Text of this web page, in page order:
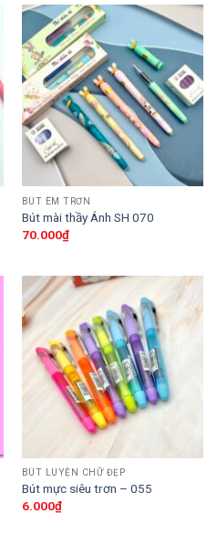
BÚT ÊM TRƠN
Bút mài thầy Ánh SH 070
70.000₫
BÚT LUYỆN CHỮ ĐẸP
Bút mực siêu trơn – 055
6.000₫